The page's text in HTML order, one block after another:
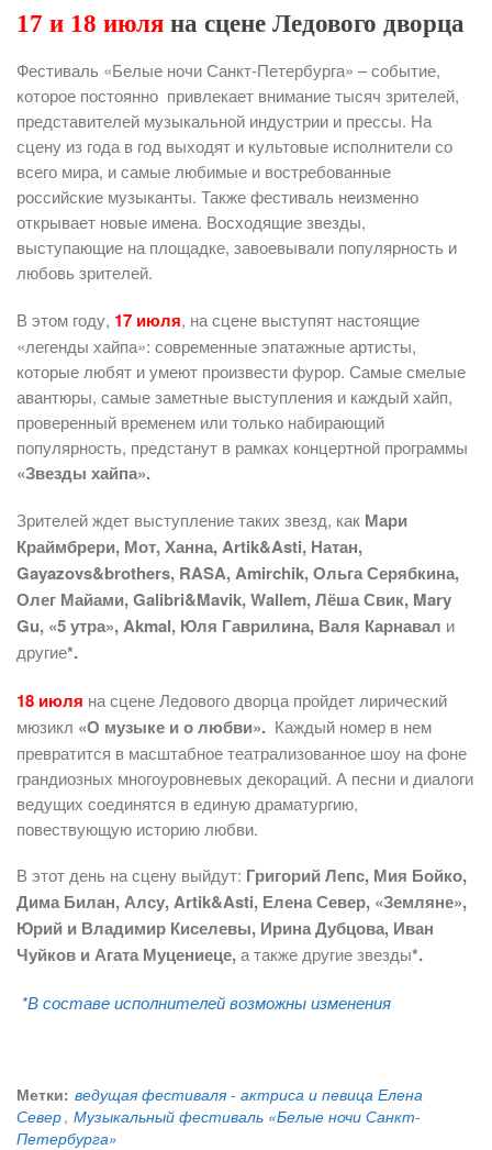
17 и 18 июля на сцене Ледового дворца
Фестиваль «Белые ночи Санкт-Петербурга» – событие,
которое постоянно привлекает внимание тысяч зрителей,
представителей музыкальной индустрии и прессы. На
сцену из года в год выходят и культовые исполнители со
всего мира, и самые любимые и востребованные
российские музыканты. Также фестиваль неизменно
открывает новые имена. Восходящие звезды,
выступающие на площадке, завоевывали популярность и
любовь зрителей.
В этом году, 17 июля, на сцене выступят настоящие
«легенды хайпа»: современные эпатажные артисты,
которые любят и умеют произвести фурор. Самые смелые
авантюры, самые заметные выступления и каждый хайп,
проверенный временем или только набирающий
популярность, предстанут в рамках концертной программы
«Звезды хайпа».
Зрителей ждет выступление таких звезд, как Мари
Краймбрери, Мот, Ханна, Artik&Asti, Натан,
Gayazovs&brothers, RASA, Amirchik, Ольга Серябкина,
Олег Майами, Galibri&Mavik, Wallem, Лёша Свик, Mary
Gu, «5 утра», Akmal, Юля Гаврилина, Валя Карнавал и
другие*.
18 июля на сцене Ледового дворца пройдет лирический
мюзикл «О музыке и о любви». Каждый номер в нем
превратится в масштабное театрализованное шоу на фоне
грандиозных многоуровневых декораций. А песни и диалоги
ведущих соединятся в единую драматургию,
повествующую историю любви.
В этот день на сцену выйдут: Григорий Лепс, Мия Бойко,
Дима Билан, Алсу, Artik&Asti, Елена Север, «Земляне»,
Юрий и Владимир Киселевы, Ирина Дубцова, Иван
Чуйков и Агата Муцениеце,а также другие звезды*.
*В составе исполнителей возможны изменения
Метки: ведущая фестиваля - актриса и певица Елена
Север, Музыкальный фестиваль «Белые ночи Санкт-
Петербурга»